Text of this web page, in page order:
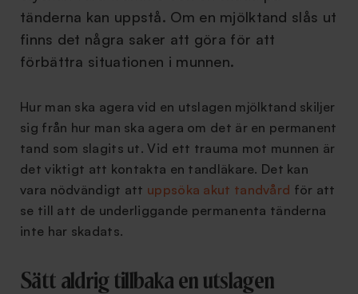
tänderna kan uppstå. Om en mjölktand slås ut
finns det några saker att göra för att
förbättra situationen i munnen.
Hur man ska agera vid en utslagen mjölktand skiljer
sig från hur man ska agera om det är en permanent
tand som slagits ut. Vid ett trauma mot munnen är
det viktigt att kontakta en tandläkare. Det kan
vara nödvändigt att uppsöka akut tandvård för att
se till att de underliggande permanenta tänderna
inte har skadats.
Sätt aldrig tillbaka en utslagen